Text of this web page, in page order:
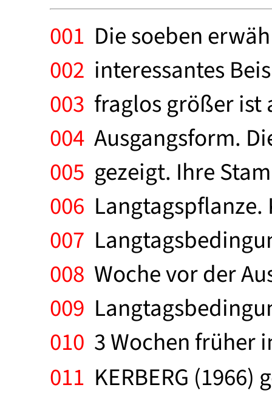
001 Die soeben
002 interessantes
003 fraglos größer ist
004 Ausgangsform.
005 gezeigt. Ihre
006
007
008 Woche vor der
009
010 3 Wochen früher
011 KERBERG